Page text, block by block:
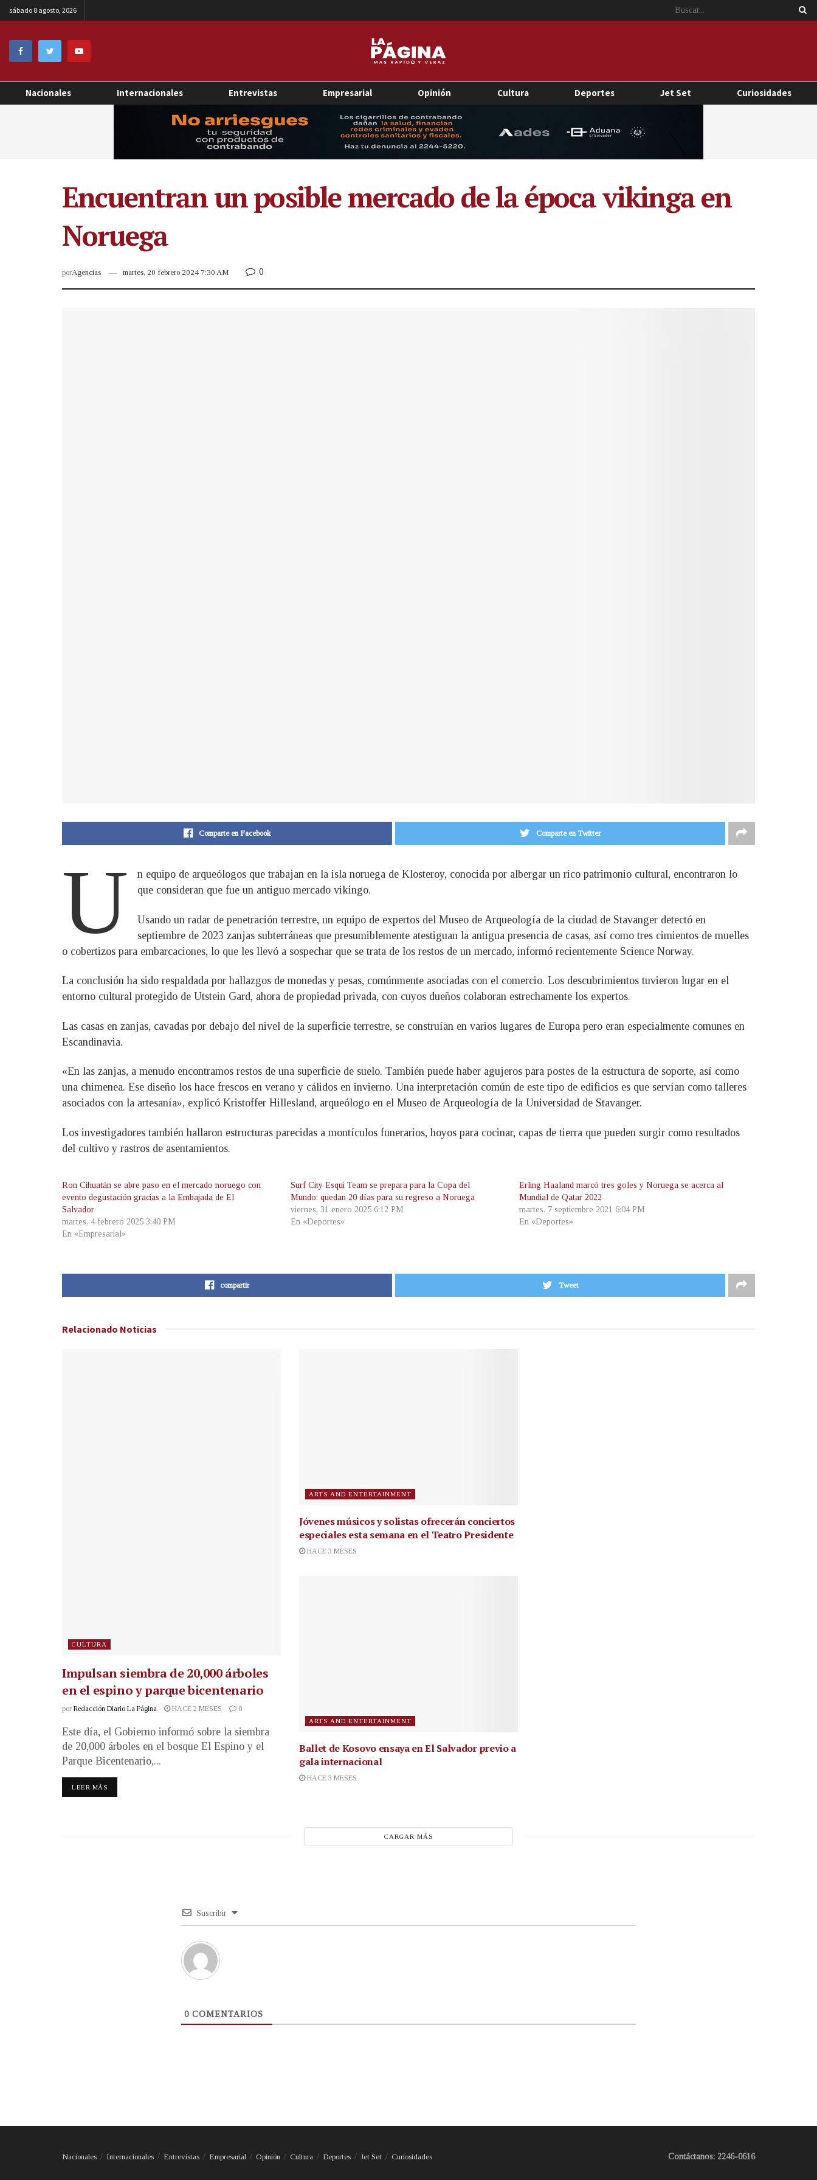
sábado 8 agosto, 2026
Nacionales Internacionales Entrevistas Empresarial Opinión Cultura Deportes Jet Set Curiosidades
Encuentran un posible mercado de la época vikinga en
Noruega
porAgencias martes, 20 febrero 2024 7:30 AM 0
Comparte en Facebook Comparte en Twitter
U
n equipo de arqueólogos que trabajan en la isla noruega de Klosteroy, conocida por albergar un rico patrimonio cultural, encontraron lo
que consideran que fue un antiguo mercado vikingo.
Usando un radar de penetración terrestre, un equipo de expertos del Museo de Arqueología de la ciudad de Stavanger detectó en
septiembre de 2023 zanjas subterráneas que presumiblemente atestiguan la antigua presencia de casas, así como tres cimientos de muelles
o cobertizos para embarcaciones, lo que les llevó a sospechar que se trata de los restos de un mercado, informó recientemente Science Norway.
La conclusión ha sido respaldada por hallazgos de monedas y pesas, comúnmente asociadas con el comercio. Los descubrimientos tuvieron lugar en el
entorno cultural protegido de Utstein Gard, ahora de propiedad privada, con cuyos dueños colaboran estrechamente los expertos.
Las casas en zanjas, cavadas por debajo del nivel de la superficie terrestre, se construían en varios lugares de Europa pero eran especialmente comunes en
Escandinavia.
«En las zanjas, a menudo encontramos restos de una superficie de suelo. También puede haber agujeros para postes de la estructura de soporte, así como
una chimenea. Ese diseño los hace frescos en verano y cálidos en invierno. Una interpretación común de este tipo de edificios es que servían como talleres
asociados con la artesanía», explicó Kristoffer Hillesland, arqueólogo en el Museo de Arqueología de la Universidad de Stavanger.
Los investigadores también hallaron estructuras parecidas a montículos funerarios, hoyos para cocinar, capas de tierra que pueden surgir como resultados
del cultivo y rastros de asentamientos.
Ron Cihuatán se abre paso en el mercado noruego con
evento degustación gracias a la Embajada de El
Salvador
martes, 4 febrero 2025 3:40 PM
En «Empresarial»
Surf City Esqui Team se prepara para la Copa del
Mundo: quedan 20 días para su regreso a Noruega
viernes, 31 enero 2025 6:12 PM
En «Deportes»
Erling Haaland marcó tres goles y Noruega se acerca al
Mundial de Qatar 2022
martes, 7 septiembre 2021 6:04 PM
En «Deportes»
compartir Tweet
Relacionado Noticias
CULTURA
Impulsan siembra de 20,000 árboles
en el espino y parque bicentenario
por Redacción Diario La Página HACE 2 MESES 0
Este día, el Gobierno informó sobre la siembra
de 20,000 árboles en el bosque El Espino y el
Parque Bicentenario,...
LEER MÁS
ARTS AND ENTERTAINMENT
Jóvenes músicos y solistas ofrecerán conciertos
especiales esta semana en el Teatro Presidente
HACE 3 MESES
ARTS AND ENTERTAINMENT
Ballet de Kosovo ensaya en El Salvador previo a
gala internacional
HACE 3 MESES
CARGAR MÁS
Suscribir
0 COMENTARIOS
Nacionales Internacionales Entrevistas Empresarial Opinión Cultura Deportes Jet Set Curiosidades Contáctanos: 2246-0616